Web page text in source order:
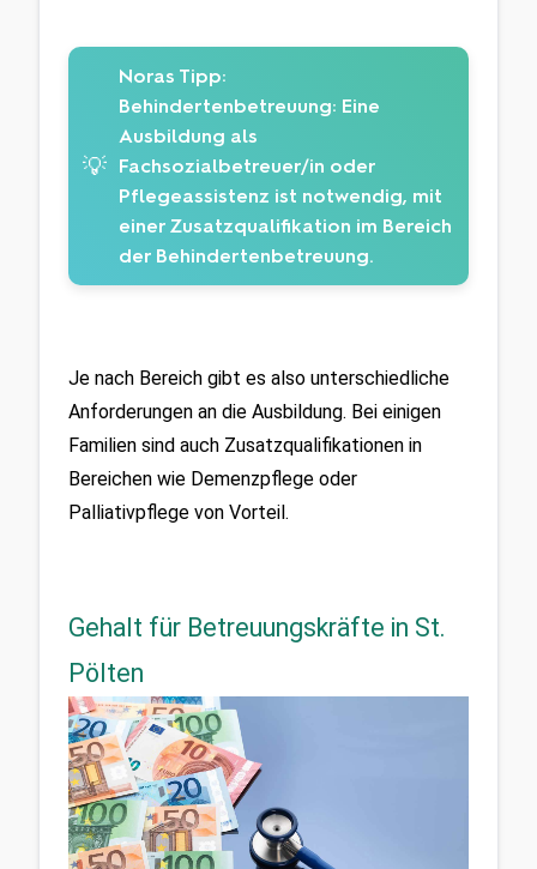
💡
Noras Tipp:
Behindertenbetreuung: Eine
Ausbildung als
Fachsozialbetreuer/in oder
Pflegeassistenz ist notwendig, mit
einer Zusatzqualifikation im Bereich
der Behindertenbetreuung.
Je nach Bereich gibt es also unterschiedliche
Anforderungen an die Ausbildung. Bei einigen
Familien sind auch Zusatzqualifikationen in
Bereichen wie Demenzpflege oder
Palliativpflege von Vorteil.
Gehalt für Betreuungskräfte in St.
Pölten